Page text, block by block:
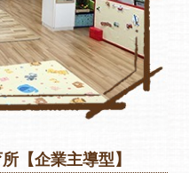
【企業主導型】